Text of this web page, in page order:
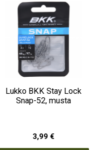
Lukko BKK Stay Lock
Snap-52, musta
3,99 €